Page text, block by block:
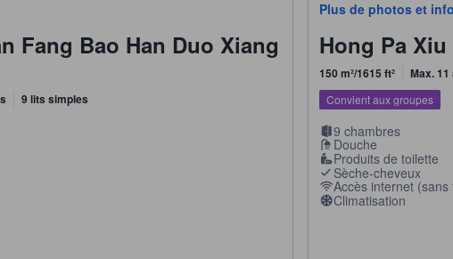
Fang Bao Han Duo Xiang
9 lits simples
Plus de photos et
Hong Pa
150 m²/1615 ft² Max.
Convient aux groupes
9 chambres
Douche
Produits de toilette
Sèche-cheveux
Accès internet (sans
Climatisation